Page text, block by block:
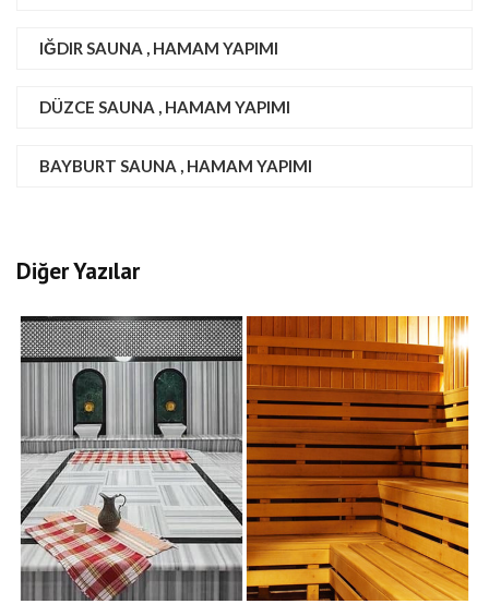
IĞDIR SAUNA , HAMAM YAPIMI
DÜZCE SAUNA , HAMAM YAPIMI
BAYBURT SAUNA , HAMAM YAPIMI
Diğer Yazılar